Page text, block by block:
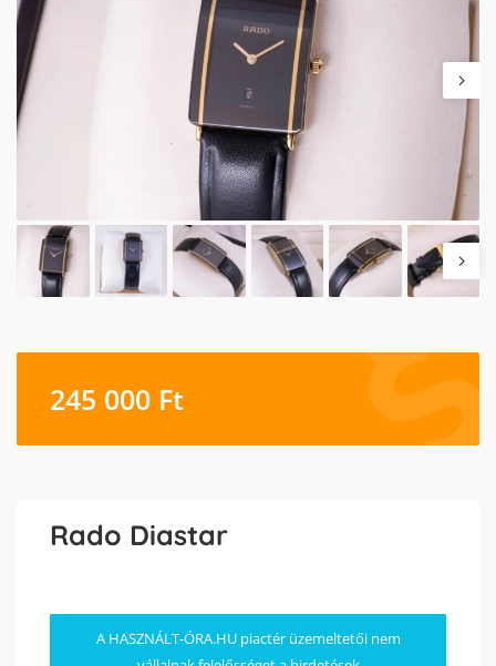
245 000 Ft
Rado Diastar
A HASZNÁLT-ÓRA.HU piactér üzemeltetői nem